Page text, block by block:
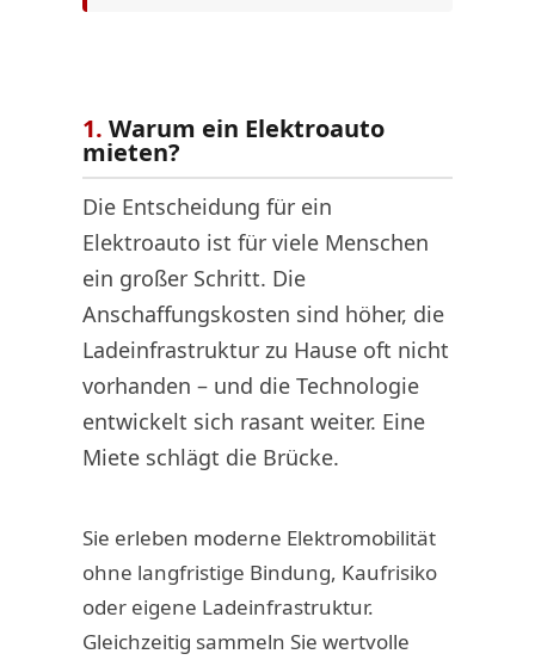
1. Warum ein Elektroauto
mieten?
Die Entscheidung für ein
Elektroauto ist für viele Menschen
ein großer Schritt. Die
Anschaffungskosten sind höher, die
Ladeinfrastruktur zu Hause oft nicht
vorhanden – und die Technologie
entwickelt sich rasant weiter. Eine
Miete schlägt die Brücke.
Sie erleben moderne Elektromobilität
ohne langfristige Bindung, Kaufrisiko
oder eigene Ladeinfrastruktur.
Gleichzeitig sammeln Sie wertvolle